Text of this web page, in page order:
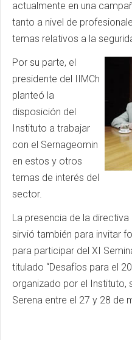
actualmente en una
tanto a nivel de
temas relativos a la
Por su parte, el
presidente del IIMCh
planteó la
disposición del
Instituto a trabajar
con el Sernageomin
en estos y otros
temas de interés del
sector.
La presencia de la
sirvió también para invitar
para participar del XI
titulado “Desafíos para el
organizado por el Instituto,
Serena entre el 27 y 28 de